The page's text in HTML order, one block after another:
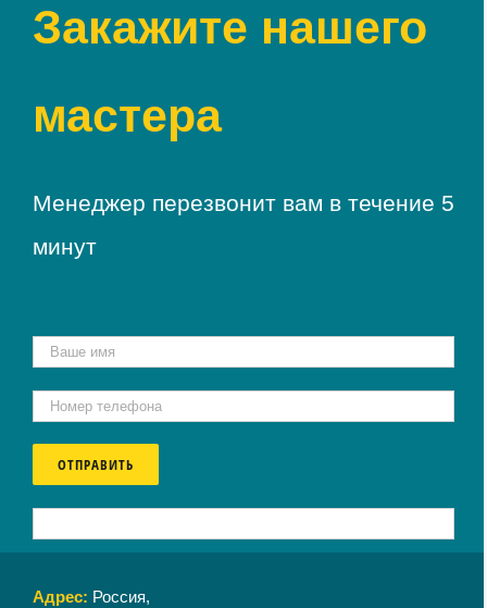
Закажите нашего
мастера
Менеджер перезвонит вам в течение 5
минут
Адрес: Россия,